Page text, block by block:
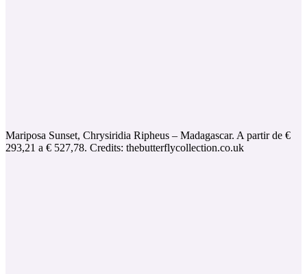
Mariposa Sunset, Chrysiridia Ripheus – Madagascar. A partir de €
293,21 a € 527,78. Credits: thebutterflycollection.co.uk